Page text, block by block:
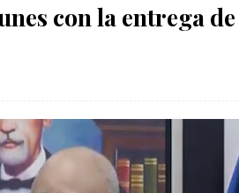
con la entrega